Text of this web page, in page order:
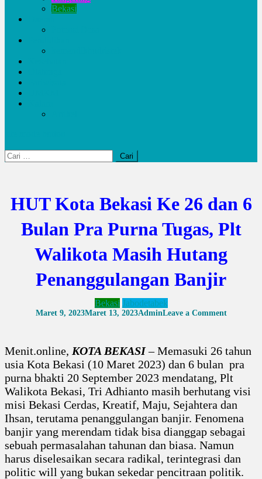
Bekasi
Cari
untuk:
HUT Kota Bekasi Ke 26 dan 6
Bulan Pra Purna Tugas, Plt
Walikota Masih Hutang
Penanggulangan Banjir
Bekasi Jabodetabek
Maret 9, 2023Maret 13, 2023AdminLeave a Commenton
Ke
dan
6
Bulan
Pra
Purna
Tugas,
Plt
Walikota
Masih
Hutang
Banjir
Menit.online, KOTA BEKASI– Memasuki 26 tahun
usia Kota Bekasi (10 Maret 2023) dan 6 bulan pra
purna bhakti 20 September 2023 mendatang, Plt
Walikota Bekasi, Tri Adhianto masih berhutang visi
misi Bekasi Cerdas, Kreatif, Maju, Sejahtera dan
Ihsan, terutama penanggulangan banjir. Fenomena
banjir yang merendam tidak bisa dianggap sebagai
sebuah permasalahan tahunan dan biasa. Namun
harus diselesaikan secara radikal, terintegrasi dan
politic will yang bukan sekedar pencitraan politik.